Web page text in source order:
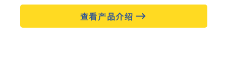
查看产品介绍